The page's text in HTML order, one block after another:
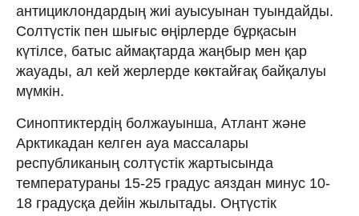
антициклондардың жиі ауысуынан туындайды.
Солтүстік пен шығыс өңірлерде бұрқасын
күтілсе, батыс аймақтарда жаңбыр мен қар
жауады, ал кей жерлерде көктайғақ байқалуы
мүмкін.
Синоптиктердің болжауынша, Атлант және
Арктикадан келген ауа массалары
республиканың солтүстік жартысында
температураны 15-25 градус аяздан минус 10-
18 градусқа дейін жылытады. Оңтүстік